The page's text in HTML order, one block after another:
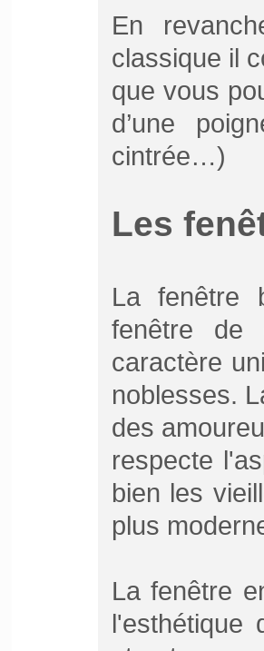
En
classique il
que vous
d’une
cintrée…)
Les
La fenêtre
fenêtre de
caractère
noblesses.
des
respecte
bien les
plus
La fenêtre
l'esthétique